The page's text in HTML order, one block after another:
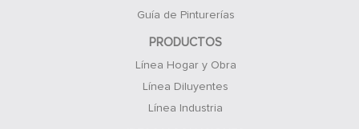
Guía de Pinturerías
PRODUCTOS
Línea Hogar y Obra
Línea Diluyentes
Línea Industria